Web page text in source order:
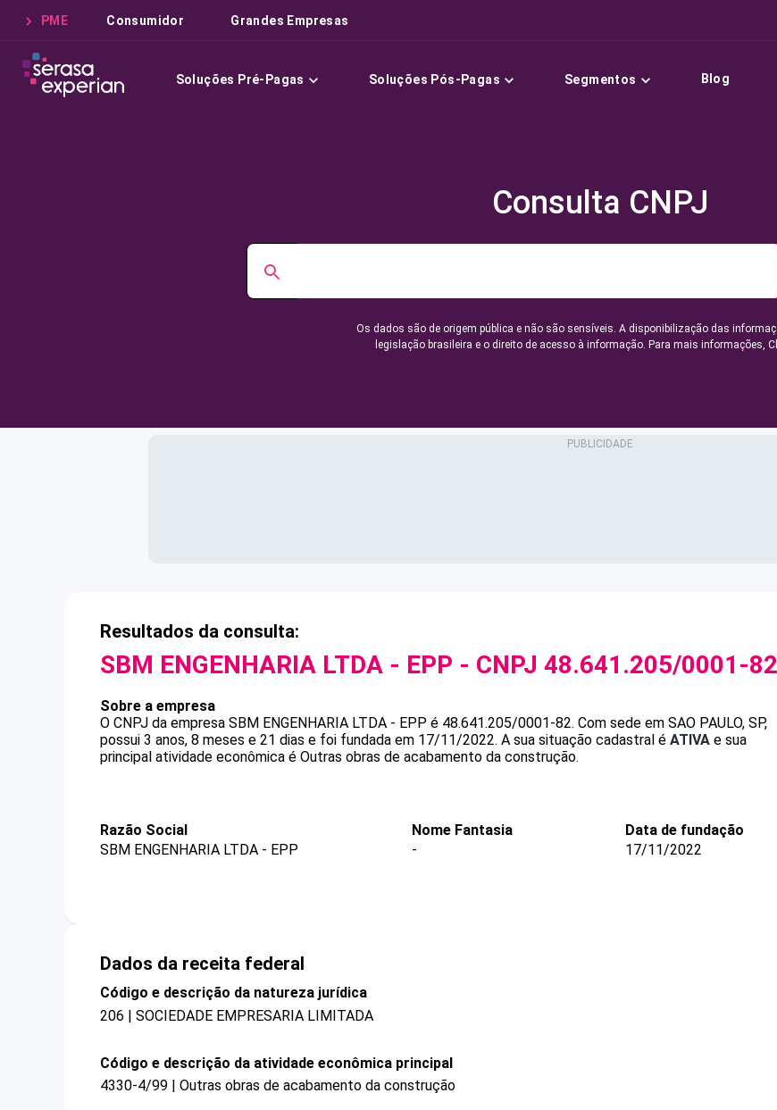
PME Consumidor Grandes Empresas
Soluções Pré-Pagas Soluções Pós-Pagas Segmentos Blog
Consulta CNPJ
Os dados são de origem pública e não são sensíveis. A disponibilização das
legislação brasileira e o direito de acesso à informação. Para mais informações,
Resultados da consulta:
SBM ENGENHARIA LTDA - EPP - CNPJ 48.641.205/0001-82
Sobre a empresa
O CNPJ da empresa SBM ENGENHARIA LTDA - EPP é 48.641.205/0001-82. Com sede em SAO PAULO, SP,
possui 3 anos, 8 meses e 21 dias e foi fundada em 17/11/2022. A sua situação cadastral é ATIVA e sua
principal atividade econômica é Outras obras de acabamento da construção.
Razão Social
SBM ENGENHARIA LTDA - EPP
Nome Fantasia
-
Data de fundação
17/11/2022
Dados da receita federal
Código e descrição da natureza jurídica
206 | SOCIEDADE EMPRESARIA LIMITADA
Código e descrição da atividade econômica principal
4330-4/99 | Outras obras de acabamento da construção